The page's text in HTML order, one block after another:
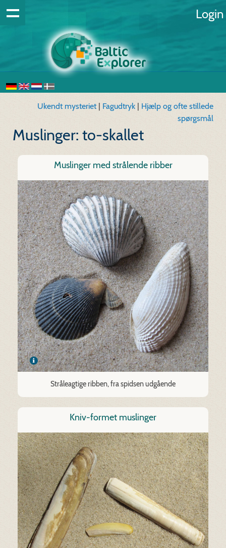
Login
Ukendt mysteriet| Fagudtryk | Hjælp og ofte stillede
spørgsmål
Muslinger: to-skallet
Muslinger med strålende ribber
Stråleagtige ribben, fra spidsen udgående
Kniv-formet muslinger